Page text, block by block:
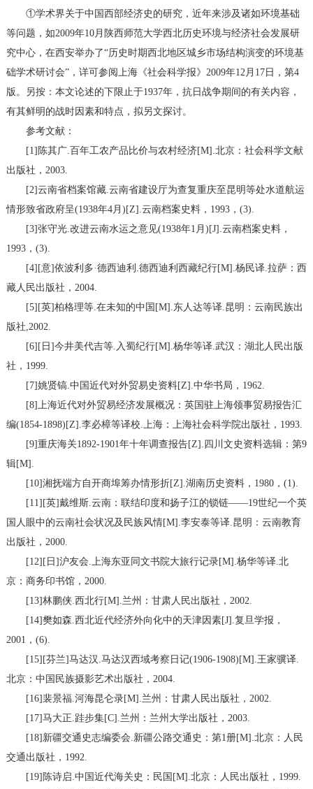
①学术界关于中国西部经济史的研究，近年来涉及诸如环境基础
等问题，如2009年10月陕西师范大学西北历史环境与经济社会发展研
究中心，在西安举办了“历史时期西北地区城乡市场结构演变的环境基
础学术研讨会”，详可参阅上海《社会科学报》2009年12月17日，第4
版。另按：本文论述的下限止于1937年，抗日战争期间的有关内容，
有其鲜明的战时因素和特点，拟另文探讨。
参考文献：
[1]陈其广.百年工农产品比价与农村经济[M].北京：社会科学文献
出版社，2003.
[2]云南省档案馆藏.云南省建设厅为查复重庆至昆明等处水道航运
情形致省政府呈(1938年4月)[Z].云南档案史料，1993，(3).
[3]张守光.改进云南水运之意见(1938年1月)[J].云南档案史料，
1993，(3).
[4][意]依波利多·德西迪利.德西迪利西藏纪行[M].杨民译.拉萨：西
藏人民出版社，2004.
[5][英]柏格理等.在未知的中国[M].东人达等译.昆明：云南民族出
版社,2002.
[6][日]今井美代吉等.入蜀纪行[M].杨华等译.武汉：湖北人民出版
社，1999.
[7]姚贤镐.中国近代对外贸易史资料[Z].中华书局，1962.
[8]上海近代对外贸易经济发展概况：英国驻上海领事贸易报告汇
编(1854-1898)[Z].李必樟等译校.上海：上海社会科学院出版社，1993.
[9]重庆海关1892-1901年十年调查报告[Z].四川文史资料选辑：第9
辑[M].
[10]湘抚端方自开商埠筹办情形折[Z].湖南历史资料，1980，(1).
[11][英]戴维斯.云南：联结印度和扬子江的锁链——19世纪一个英
国人眼中的云南社会状况及民族风情[M].李安泰等译.昆明：云南教育
出版社，2000.
[12][日]沪友会.上海东亚同文书院大旅行记录[M].杨华等译.北
京：商务印书馆，2000.
[13]林鹏侠.西北行[M].兰州：甘肃人民出版社，2002.
[14]樊如森.西北近代经济外向化中的天津因素[J].复旦学报，
2001，(6).
[15][芬兰]马达汉.马达汉西域考察日记(1906-1908)[M].王家骥译.
北京：中国民族摄影艺术出版社，2004.
[16]裴景福.河海昆仑录[M].兰州：甘肃人民出版社，2002.
[17]马大正.跬步集[C].兰州：兰州大学出版社，2003.
[18]新疆交通史志编委会.新疆公路交通史：第1册[M].北京：人民
交通出版社，1992.
[19]陈诗启.中国近代海关史：民国[M].北京：人民出版社，1999.